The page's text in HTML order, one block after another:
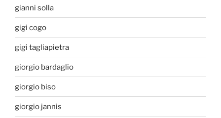
gianni solla
gigi cogo
gigi tagliapietra
giorgio bardaglio
giorgio biso
giorgio jannis